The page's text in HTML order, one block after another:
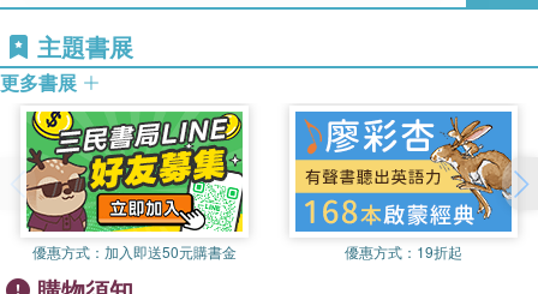
air and water pollution, resource recovery from
wastewater, and highlights Internet of things-based green
nanotechnology.
Provides a comprehensive solution of environmental
problems in sustainable and cost-effective mode
Reviews bionanotechnological applications in
nanomaterials design, modification, and treatment of
emerging contaminants from industrial wastewater.
Covers Eco-design study of bio-nanomaterials, bio-nano
filters, and assessment for the treatment of emerging
主題書展
更多書展
優惠方式： 加入即送50元購書金 優惠方式： 19折起